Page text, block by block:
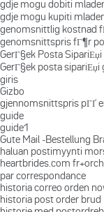
gdje mogu dobiti
gdje mogu kupiti
genomsnittlig kostnad
genomsnittspris fГ¶r
GerГ§ek Posta
GerГ§ek posta sipariЕџi
giris
Gizbo
gjennomsnittspris pГҐ
guide
guide1
Gute Mail -Bestellung
haluan postimyynti
heartbrides.com
par correspondance
historia correo orden
historia post order brud